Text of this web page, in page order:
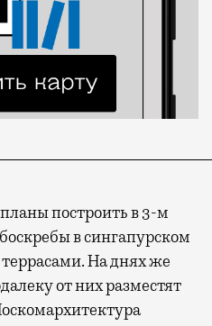
построить в 3-м
в сингапурском
На днях же
от них разместят